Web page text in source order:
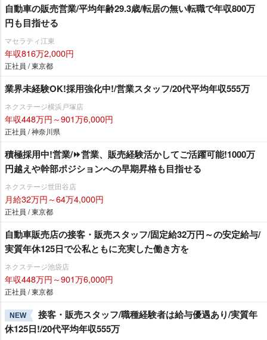
自動車の販売営業/平均年齢29.3歳/転居の無い転職で年収800万
円も目指せる
マセラティ江東
年収816万2,000円
正社員 / 東京都
業界未経験OK!採用強化中!/営業スタッフ/20代平均年収555万
ネクステージ横浜戸塚店
年収448万円～901万6,000円
正社員 / 神奈川県
積極採用中!営業/⏩️営業、販売経験活かしてご活躍可能!1000万
円越えや幹部ポジションへの早期昇格も目指せる
ネクステージ世田谷店
月給32万円～64万4,000円
正社員 / 東京都
自動車販売店の接客・販売スタッフ/固定給32万円～の安定給与/
実質年休125日で公私ともに充実した働き方を
ネクステージ池袋店
年収448万円～901万6,000円
正社員 / 東京都
NEW
接客・販売スタッフ/職種経験者は給与優遇あり/実質年
休125日!/20代平均年収555万